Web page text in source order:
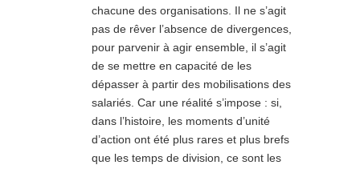
chacune des organisations. Il ne s’agit
pas de rêver l’absence de divergences,
pour parvenir à agir ensemble, il s’agit
de se mettre en capacité de les
dépasser à partir des mobilisations des
salariés. Car une réalité s’impose : si,
dans l’histoire, les moments d’unité
d’action ont été plus rares et plus brefs
que les temps de division, ce sont les